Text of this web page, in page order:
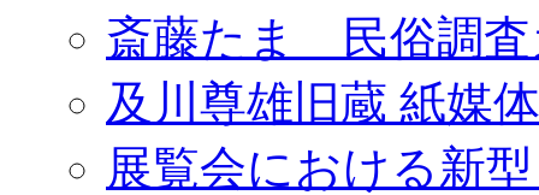
斎藤たま 民俗調査
及川尊雄旧蔵 紙媒
展覧会における新